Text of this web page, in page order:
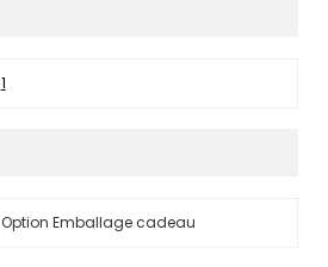
1
Option Emballage cadeau